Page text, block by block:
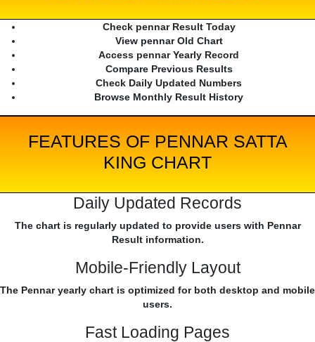
Check pennar Result Today
View pennar Old Chart
Access pennar Yearly Record
Compare Previous Results
Check Daily Updated Numbers
Browse Monthly Result History
FEATURES OF PENNAR SATTA
KING CHART
Daily Updated Records
The chart is regularly updated to provide users with Pennar
Result information.
Mobile-Friendly Layout
The Pennar yearly chart is optimized for both desktop and mobile
users.
Fast Loading Pages